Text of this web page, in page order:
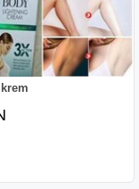
krem